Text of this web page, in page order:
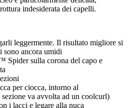
indesiderata dei capelli.
leggermente. Il risultato migliore si
sono ancora umidi
sulla corona del capo e
per ciocca, intorno al
va avvolta ad un coolcurl)
i lacci e legare alla nuca